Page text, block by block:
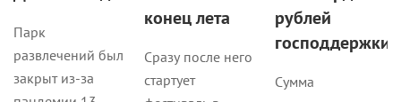
закрыт из-за
пандемии 13
месяцев.
Сразу после него
фестиваль в
Венеции.
господдержки
Сумма
между 643